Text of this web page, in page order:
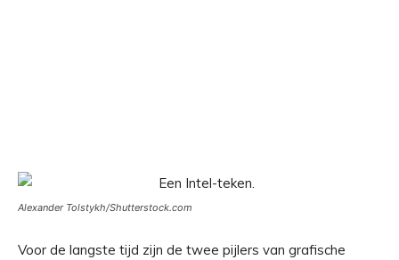
Alexander Tolstykh/Shutterstock.com
Voor de langste tijd zijn de twee pijlers van grafische